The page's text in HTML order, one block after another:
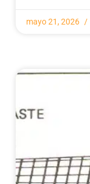
mayo 21, 2026